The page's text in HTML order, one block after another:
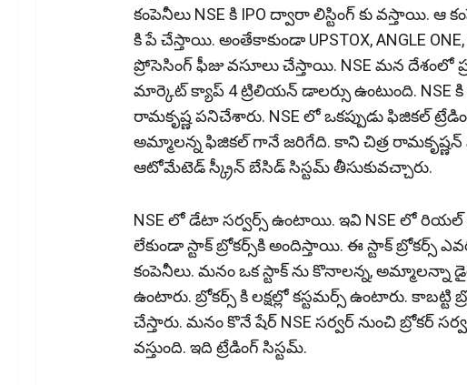
కంపెనీలు NSE కి IPO ద్వారా లిస్టింగ్ కు వస్తాయి. ఆ
కి పే చేస్తాయి. అంతేకాకుండా UPSTOX, ANGLE
ప్రోసెసింగ్ ఫీజు వసూలు చేస్తాయి. NSE మన దేశంలో
మార్కెట్ క్యాప్ 4 ట్రిలియన్ డాలర్సు ఉంటుంది. NSE
రామకృష్ణ పనిచేశారు. NSE లో ఒకప్పుడు ఫిజికల్
అమ్మాలన్న ఫిజికల్ గానే జరిగేది. కాని చిత్ర రామకృష్ణన్
ఆటోమేటెడ్ స్క్రీన్ బేసిడ్ సిస్టమ్ తీసుకువచ్చారు.
NSE లో డేటా సర్వర్స్ ఉంటాయి. ఇవి NSE లో రియల్
లేకుండా స్టాక్ బ్రోక‌ర్స్‌కి అందిస్తాయి. ఈ స్టాక్ బ్రోకర్స్
కంపెనీలు. మనం ఒక స్టాక్ ను కొనాలన్న, అమ్మాలన్నా
ఉంటారు. బ్రోకర్స్ కి లక్షల్లో కస్టమర్స్ ఉంటారు.
చేస్తారు. మ‌నం కొనే షేర్ NSE సర్వర్ నుంచి బ్రోకర్
వస్తుంది. ఇది ట్రేడింగ్ సిస్టమ్.